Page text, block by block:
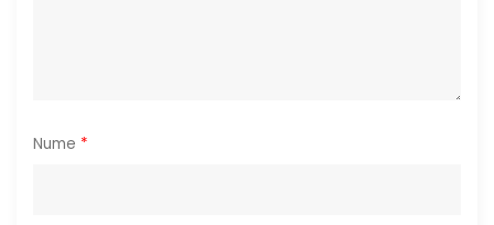
e
Nume *